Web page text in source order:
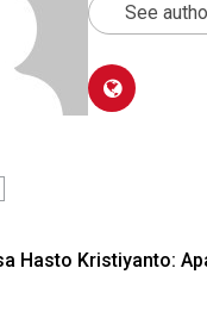
See
Hasto Kristiyanto: